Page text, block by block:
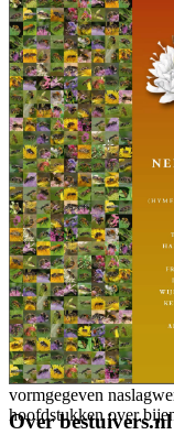
vormgegeven
hoofdstukken over
Over bestuivers.nl